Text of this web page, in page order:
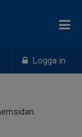
Logga in